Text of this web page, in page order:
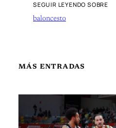
SEGUIR LEYENDO SOBRE
baloncesto
MÁS ENTRADAS